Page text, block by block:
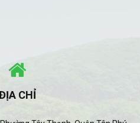
CHỈ